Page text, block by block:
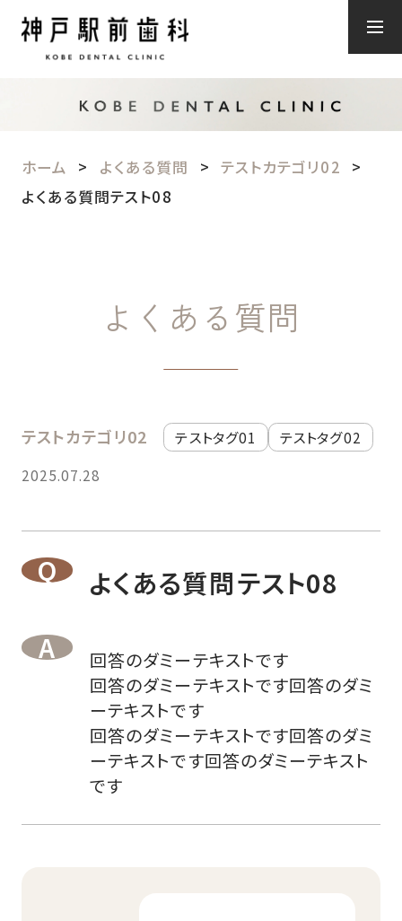
ホーム よくある質問
テストカテゴリ02
よくある質問テスト08
よくある質問
テストカテゴリ02 テストタグ01
テストタグ02
2025.07.28
よくある質問テスト08
回答のダミーテキストです
回答のダミーテキストです回答のダミ
ーテキストです
回答のダミーテキストです回答のダミ
ーテキストです回答のダミーテキスト
です